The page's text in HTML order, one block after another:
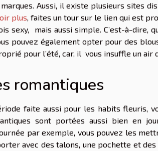
marques. Aussi, il existe plusieurs sites
plus, faites un tour sur le lien qui est
sexy, mais aussi simple. C’est-à-dire,
pouvez également opter pour des
pour l’été, car, il vous insuffle un air
romantiques
faite aussi pour les habits fleuris,
sont portées aussi bien en
par exemple, vous pouvez les
avec des talons, une pochette et